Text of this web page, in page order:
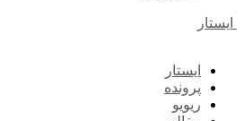
ایستار
ایستار
پرونده
ریویو